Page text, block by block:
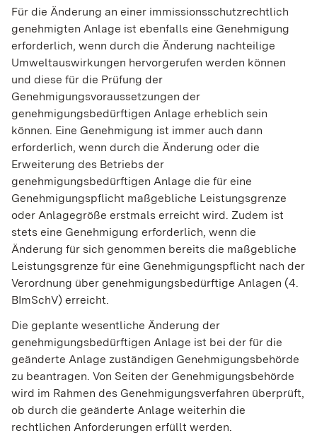
Für die Änderung an einer immissionsschutzrechtlich
genehmigten Anlage ist ebenfalls eine Genehmigung
erforderlich, wenn durch die Änderung nachteilige
Umweltauswirkungen hervorgerufen werden können
und diese für die Prüfung der
Genehmigungsvoraussetzungen der
genehmigungsbedürftigen Anlage erheblich sein
können. Eine Genehmigung ist immer auch dann
erforderlich, wenn durch die Änderung oder die
Erweiterung des Betriebs der
genehmigungsbedürftigen Anlage die für eine
Genehmigungspflicht maßgebliche Leistungsgrenze
oder Anlagegröße erstmals erreicht wird. Zudem ist
stets eine Genehmigung erforderlich, wenn die
Änderung für sich genommen bereits die maßgebliche
Leistungsgrenze für eine Genehmigungspflicht nach der
Verordnung über genehmigungsbedürftige Anlagen (4.
BImSchV) erreicht.
Die geplante wesentliche Änderung der
genehmigungsbedürftigen Anlage ist bei der für die
geänderte Anlage zuständigen Genehmigungsbehörde
zu beantragen. Von Seiten der Genehmigungsbehörde
wird im Rahmen des Genehmigungsverfahren überprüft,
ob durch die geänderte Anlage weiterhin die
rechtlichen Anforderungen erfüllt werden.